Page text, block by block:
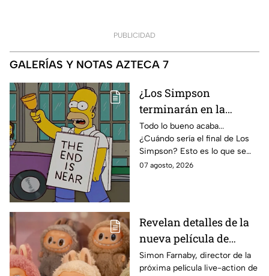
PUBLICIDAD
GALERÍAS Y NOTAS AZTECA 7
¿Los Simpson
terminarán en la
temporada 40? Actriz
de Bart Simpson da
IMPACTANTE
declaración
Todo lo bueno acaba...
¿Cuándo sería el final de Los
Simpson? Esto es lo que se
sabe:
07 agosto, 2026
Revelan detalles de la
nueva película de
Labubu: de qué tratará
y cuándo se estrena
Simon Farnaby, director de la
próxima película live-action de